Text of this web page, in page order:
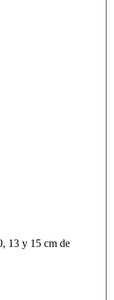
13 y 15 cm de